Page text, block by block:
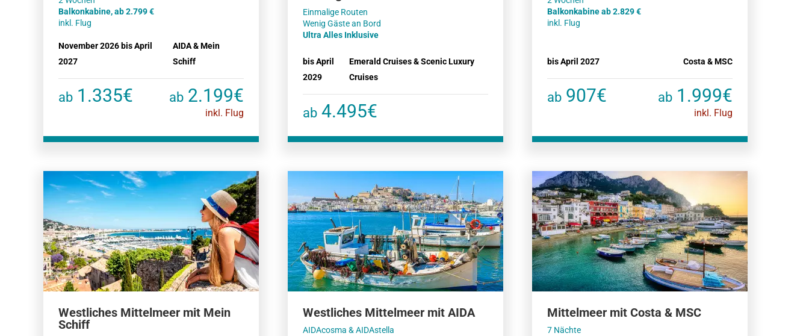
Balkonkabine, ab 2.799
inkl. Flug
November 2026 bis April
2027
AIDA & Mein
Schiff
ab 1.335€ ab 2.199€
inkl. Flug
Einmalige Routen
Ultra Alles Inklusive
bis April
2029
Emerald Cruises & Scenic Luxury
Cruises
ab 4.495€
Balkonkabine ab 2.829 €
inkl. Flug
bis April 2027 Costa & MSC
ab 907€ ab 1.999€
inkl. Flug
Westliches Mittelmeer mit Mein
Schiff
Westliches Mittelmeer mit AIDA
AIDAcosma & AIDAstella
Mittelmeer mit Costa & MSC